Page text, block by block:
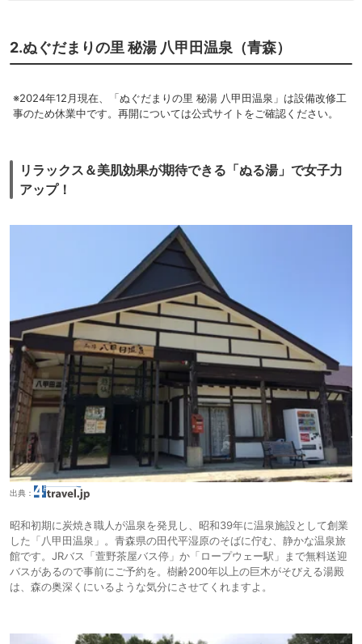
2.ぬぐだまりの里 秘湯 八甲田温泉（青森）
※2024年12月現在、「ぬぐだまりの里 秘湯 八甲田温泉」は設備改修工
事のため休業中です。再開については公式サイトをご確認ください。
リラックス＆美肌効果が期待できる「ぬる湯」で女子力
アップ！
出典：
昭和初期に炭焼き職人が温泉を発見し、昭和39年に温泉施設として創業
した「八甲田温泉」。青森県の田代平湿原のそばに佇む、静かな温泉旅
館です。JRバス「萱野茶屋バス停」か「ロープウェー駅」まで無料送迎
バスがあるので事前にご予約を。樹齢200年以上の巨木がそびえる湯殿
は、森の奥深くにいるような気分にさせてくれますよ。